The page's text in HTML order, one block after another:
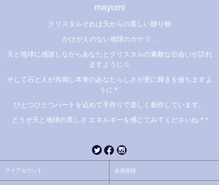
mayumi
クリスタルそれは天からの美しい贈り物
かけがえのない地球のカケラ...
天と地球に感謝しながらあなたとクリスタルの素敵な出会いが訪れ
ますように☆
そして石と人が共鳴し本来のあなたらしさが更に輝きを放ちますよ
うに＊
ひとつひとつハートを込めて手作りで楽しく創作しています。
どうぞ天と地球の美しさ エネルギーを感じてみてくださいね＊*
マイアカウント 会員登録